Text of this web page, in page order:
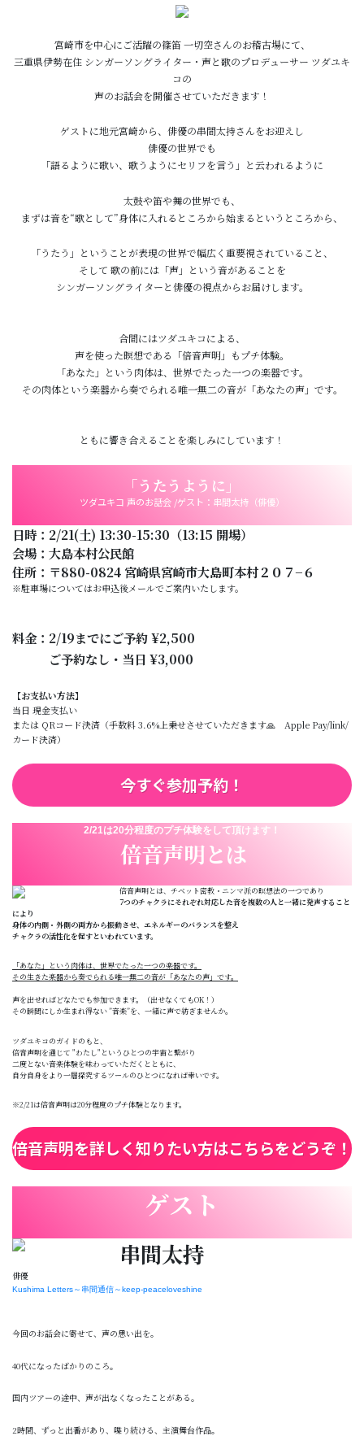
宮崎市を中心にご活躍の篠笛 一切空さんのお稽古場にて、
三重県伊勢在住 シンガーソングライター・声と歌のプロデューサー ツダユキ
コの
声のお話会を開催させていただきます！
ゲストに地元宮崎から、俳優の串間太持さんをお迎えし
俳優の世界でも
「語るように歌い、歌うようにセリフを言う」と云われるように
太鼓や笛や舞の世界でも、
まずは音を“歌として”身体に入れるところから始まるというところから、
「うたう」ということが表現の世界で幅広く重要視されていること、
そして 歌の前には「声」という音があることを
シンガーソングライターと俳優の視点からお届けします。
合間にはツダユキコによる、
声を使った瞑想である「倍音声明」もプチ体験。
「あなた」という肉体は、世界でたった一つの楽器です。
その肉体という楽器から奏でられる唯一無二の音が「あなたの声」です。
ともに響き合えることを楽しみにしています！
「うたうように」
ツダユキコ 声のお話会 /ゲスト：串間太持（俳優）
日時：2/21(土) 13:30-15:30（13:15 開場）
会場：大島本村公民館
住所：〒880-0824 宮崎県宮崎市大島町本村２０７−６
※駐車場についてはお申込後メールでご案内いたします。
料金：2/19までにご予約 ¥2,500
ご予約なし・当日 ¥3,000
【お支払い方法】
当日 現金支払い
または QRコード決済（手数料 3.6%上乗せさせていただきます🙏 Apple Pay/link/
カード決済）
今すぐ参加予約！
2/21は20分程度のプチ体験をして頂けます！
倍音声明とは
倍音声明とは、チベット密教・ニンマ派の瞑想法の一つであり
7つのチャクラにそれぞれ対応した音を複数の人と一緒に発声すること
により
身体の内側・外側の両方から振動させ、エネルギーのバランスを整え
チャクラの活性化を促すといわれています。
「あなた」という肉体は、世界でたった一つの楽器です。
その生きた楽器から奏でられる唯一無二の音が「あなたの声」です。
声を出せればどなたでも参加できます。（出せなくてもOK！）
その瞬間にしか生まれ得ない ”音楽”を、一緒に声で紡ぎませんか。
ツダユキコのガイドのもと、
倍音声明を通じて "わたし"というひとつの宇宙と繋がり
二度とない音楽体験を味わっていただくとともに、
自分自身をより一層探究するツールのひとつになれば幸いです。
※2/21は倍音声明は20分程度のプチ体験となります。
倍音声明を詳しく知りたい方はこちらをどうぞ！
ゲスト
串間太持
俳優
Kushima Letters～串間通信～keep-peaceloveshine
今回のお話会に寄せて、声の思い出を。
40代になったばかりのころ。
国内ツアーの途中、声が出なくなったことがある。
2時間、ずっと出番があり、喋り続ける、主演舞台作品。